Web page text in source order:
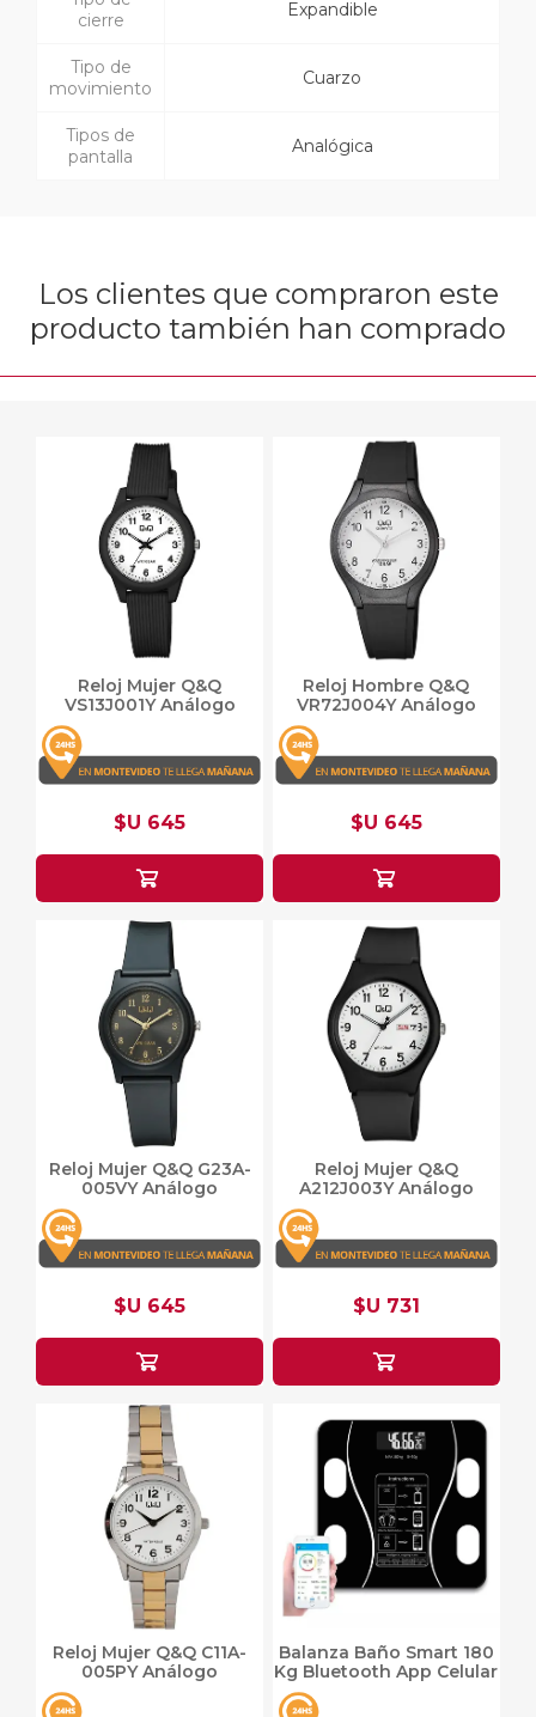
cierre
Expandible
Tipo de
movimiento
Cuarzo
Tipos de
pantalla
Analógica
Los clientes que compraron este
producto también han comprado
Reloj Mujer Q&Q
VS13J001Y Análogo
$U 645
Reloj Hombre Q&Q
VR72J004Y Análogo
$U 645
Reloj Mujer Q&Q G23A-
005VY Análogo
$U 645
Reloj Mujer Q&Q
A212J003Y Análogo
$U 731
Reloj Mujer Q&Q C11A-
005PY Análogo
Balanza Baño Smart 180
Kg Bluetooth App Celular